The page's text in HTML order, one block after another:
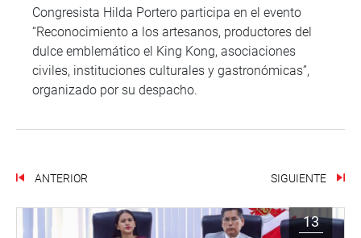
Congresista Hilda Portero participa en el evento
“Reconocimiento a los artesanos, productores del
dulce emblemático el King Kong, asociaciones
civiles, instituciones culturales y gastronómicas”,
organizado por su despacho.
ANTERIOR SIGUIENTE
13